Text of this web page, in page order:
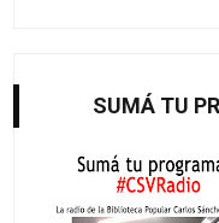
SUMÁ TU